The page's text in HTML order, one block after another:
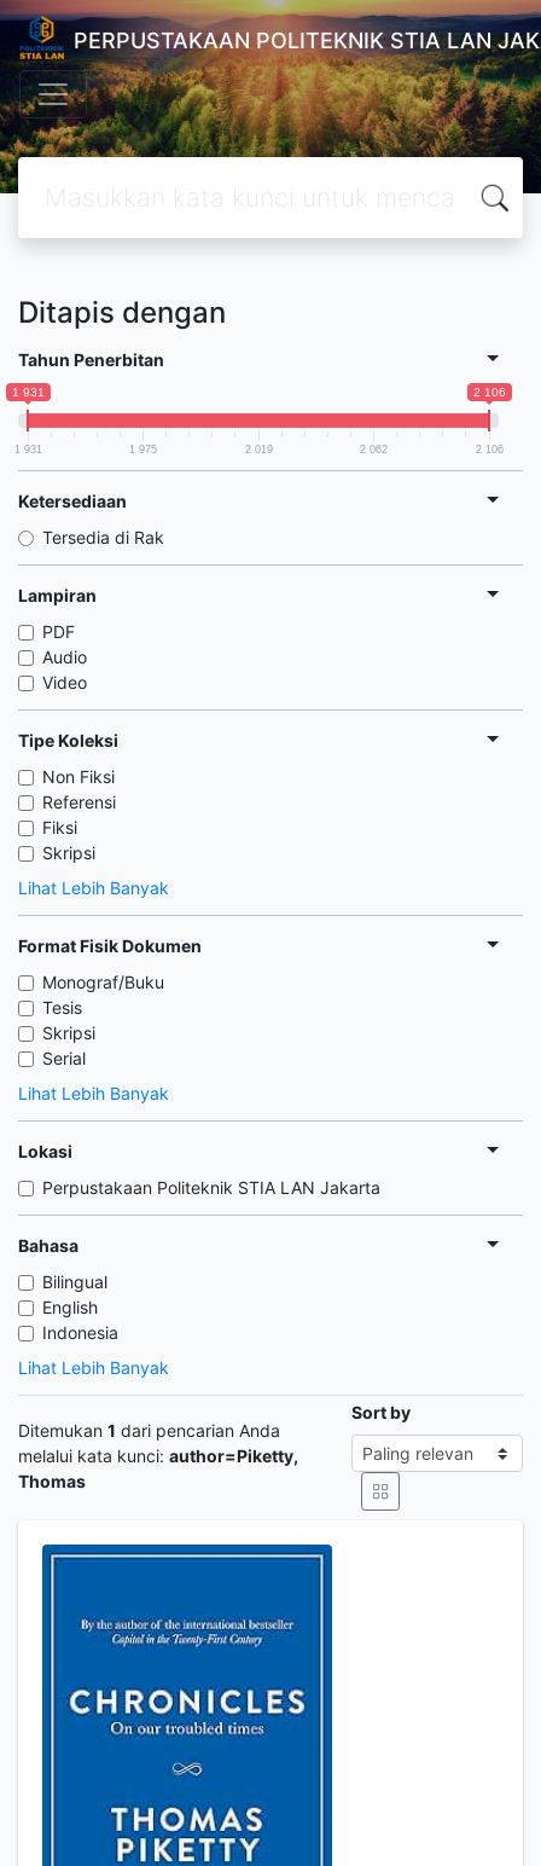
PERPUSTAKAAN POLITEKNIK STIA LAN
Ditapis dengan
Tahun Penerbitan
1 931 2 106
1 931 1 975 2 019 2 062 2 106
Ketersediaan
Tersedia di Rak
Lampiran
PDF
Audio
Video
Tipe Koleksi
Non Fiksi
Referensi
Fiksi
Skripsi
Lihat Lebih Banyak
Format Fisik Dokumen
Monograf/Buku
Tesis
Skripsi
Serial
Lihat Lebih Banyak
Lokasi
Perpustakaan Politeknik STIA LAN Jakarta
Bahasa
Bilingual
English
Indonesia
Lihat Lebih Banyak
Ditemukan 1 dari pencarian Anda
melalui kata kunci: author=Piketty,
Thomas
Sort by